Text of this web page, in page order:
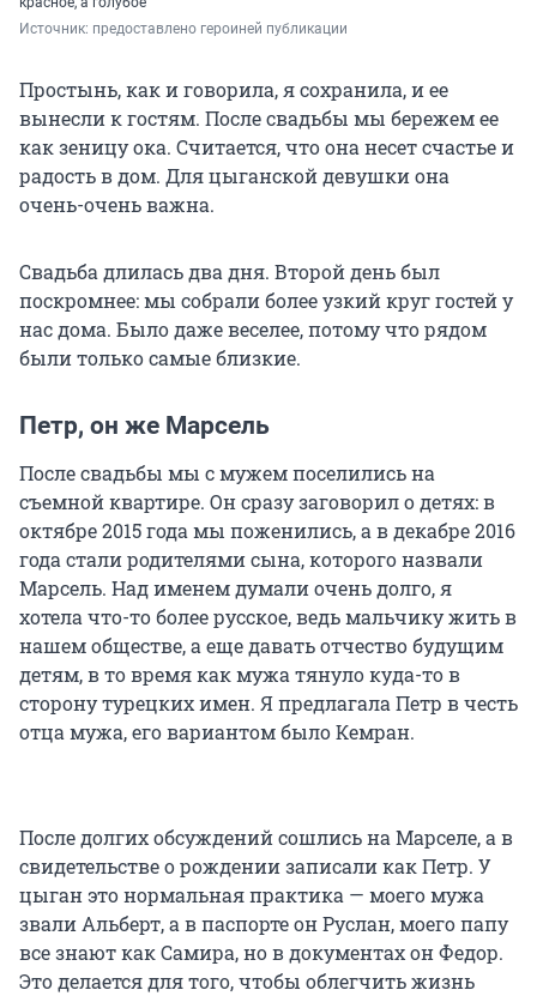
Источник: предоставлено героиней публикации
Простынь, как и говорила, я сохранила, и ее
вынесли к гостям. После свадьбы мы бережем ее
как зеницу ока. Считается, что она несет счастье и
радость в дом. Для цыганской девушки она
очень-очень важна.
Свадьба длилась два дня. Второй день был
поскромнее: мы собрали более узкий круг гостей у
нас дома. Было даже веселее, потому что рядом
были только самые близкие.
Петр, он же Марсель
После свадьбы мы с мужем поселились на
съемной квартире. Он сразу заговорил о детях: в
октябре 2015 года мы поженились, а в декабре 2016
года стали родителями сына, которого назвали
Марсель. Над именем думали очень долго, я
хотела что-то более русское, ведь мальчику жить в
нашем обществе, а еще давать отчество будущим
детям, в то время как мужа тянуло куда-то в
сторону турецких имен. Я предлагала Петр в честь
отца мужа, его вариантом было Кемран.
После долгих обсуждений сошлись на Марселе, а в
свидетельстве о рождении записали как Петр. У
цыган это нормальная практика — моего мужа
звали Альберт, а в паспорте он Руслан, моего папу
все знают как Самира, но в документах он Федор.
Это делается для того, чтобы облегчить жизнь